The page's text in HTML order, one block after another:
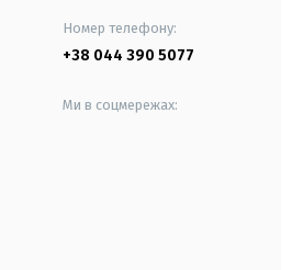
Номер телефону:
+38 044 390 5077
Ми в соцмережах: